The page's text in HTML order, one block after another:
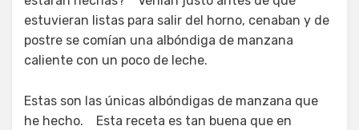
estuvieran listas para salir del horno, cenaban y de
postre se comían una albóndiga de manzana
caliente con un poco de leche.
Estas son las únicas albóndigas de manzana que
he hecho. Esta receta es tan buena que en